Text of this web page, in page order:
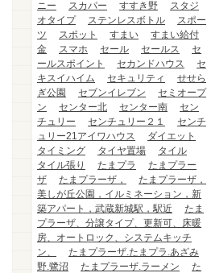
ニー
スカパー すすき野
スタジ
オタイプ
ステンレスボトル
スポー
ツ
スポット すまい
すまい給付
金
スマホ セール セールス
セ
ールスポイント
セカンドハウス
セ
キスイハイム
セキュリティ
せせら
ぎ公園
セブンイレブン
セミオープ
ン
センター北 センター南
セン
チュリー
センチュリー２１
センチ
ュリー21アイワハウス
ダイエット
タイミング
タイヤ置場
タイル
タイル張り
たまプラ
たまプラー
ザ
たまプラーザ，
たまプラーザ，
美しが丘公園，イルミネーション，新
築アパート，武蔵新城駅，駅近
たま
プラーザ、分譲タイプ、更新可、床暖
房、オートロック、システムキッチ
ン、
たまプラーザ.たまプラ.あざみ
野.鷺沼
たまプラーザ.ラーメン
た